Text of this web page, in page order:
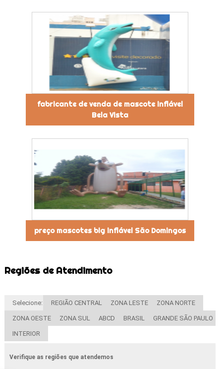
fabricante de venda de mascote inflável
Bela Vista
preço mascotes big inflável São Domingos
Regiões de Atendimento
Selecione: REGIÃO CENTRAL ZONA LESTE ZONA NORTE
ZONA OESTE ZONA SUL ABCD BRASIL GRANDE SÃO PAULO
INTERIOR
Verifique as regiões que atendemos